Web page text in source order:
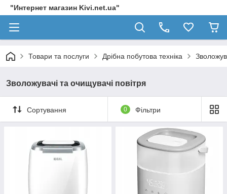
"Интернет магазин Kivi.net.ua"
Товари та послуги Дрібна побутова техніка
Зволожувачі та очищувачі повітря
Сортування 0 Фільтри